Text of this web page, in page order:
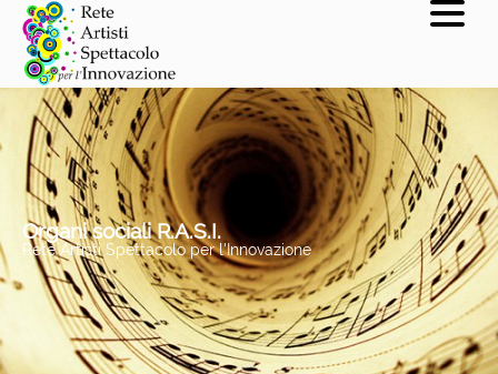
Organi sociali R.A.S.I.
Rete Artisti Spettacolo per l'Innovazione